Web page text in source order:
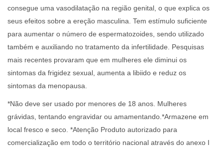
consegue uma vasodilatação na região genital, o que explica os
seus efeitos sobre a ereção masculina. Tem estímulo suficiente
para aumentar o número de espermatozoides, sendo utilizado
também e auxiliando no tratamento da infertilidade. Pesquisas
mais recentes provaram que em mulheres ele diminui os
sintomas da frigidez sexual, aumenta a libiido e reduz os
sintomas da menopausa.
*Não deve ser usado por menores de 18 anos. Mulheres
grávidas, tentando engravidar ou amamentando.*Armazene em
local fresco e seco. *Atenção Produto autorizado para
comercialização em todo o território nacional através do anexo I